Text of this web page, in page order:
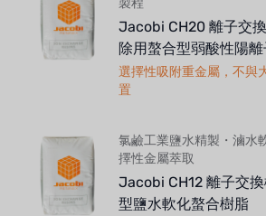
Jacobi CH20 離子交
除用螯合型弱酸性陽離
選擇性吸附重金屬，不與
置
氯鹼工業鹽水精製・滷水
擇性金屬萃取
Jacobi CH12 離子交
型鹽水軟化螯合樹脂